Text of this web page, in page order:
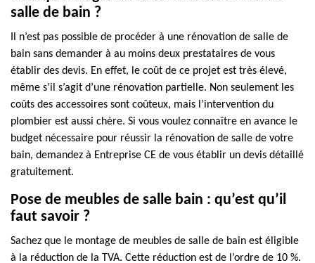
salle de bain ?
Il n’est pas possible de procéder à une rénovation de salle de
bain sans demander à au moins deux prestataires de vous
établir des devis. En effet, le coût de ce projet est très élevé,
même s’il s’agit d’une rénovation partielle. Non seulement les
coûts des accessoires sont coûteux, mais l’intervention du
plombier est aussi chère. Si vous voulez connaître en avance le
budget nécessaire pour réussir la rénovation de salle de votre
bain, demandez à Entreprise CE de vous établir un devis détaillé
gratuitement.
Pose de meubles de salle bain : qu’est qu’il
faut savoir ?
Sachez que le montage de meubles de salle de bain est éligible
à la réduction de la TVA. Cette réduction est de l’ordre de 10 %.